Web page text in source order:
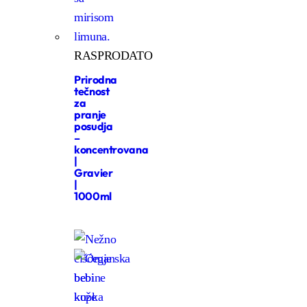
RASPRODATO
Prirodna
tečnost
za
pranje
posudja
–
koncentrovana
|
Gravier
|
1000ml